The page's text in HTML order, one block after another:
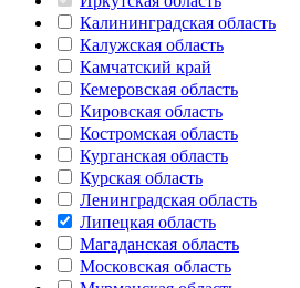
Калининградская область
Калужская область
Камчатский край
Кемеровская область
Кировская область
Костромская область
Курганская область
Курская область
Ленинградская область
Липецкая область
Магаданская область
Московская область